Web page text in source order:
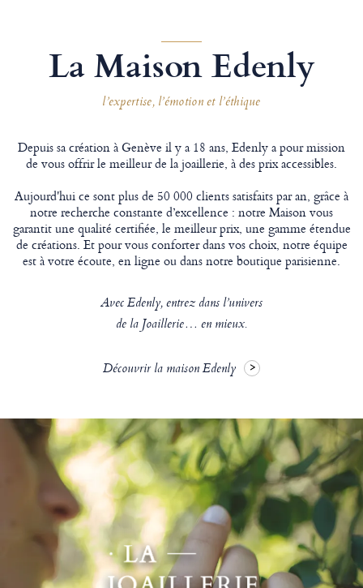
La Maison Edenly
l’expertise, l’émotion et l’éthique
Depuis sa création à Genève il y a 18 ans, Edenly a pour mission
de vous offrir le meilleur de la joaillerie, à des prix accessibles.
Aujourd'hui ce sont plus de 50 000 clients satisfaits par an, grâce à
notre recherche constante d’excellence : notre Maison vous
garantit une qualité certifiée, le meilleur prix, une gamme étendue
de créations. Et pour vous conforter dans vos choix, notre équipe
est à votre écoute, en ligne ou dans notre boutique parisienne.
Avec Edenly, entrez dans l’univers
de la Joaillerie… en mieux.
Découvrir la maison Edenly